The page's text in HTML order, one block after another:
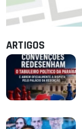
ARTIGOS